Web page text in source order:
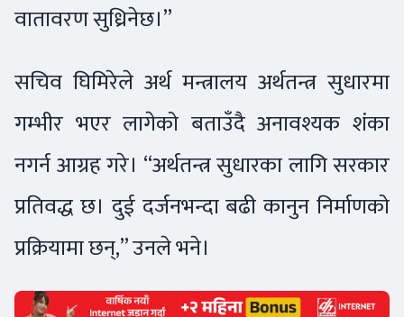
वातावरण सुध्रिनेछ।”
सचिव घिमिरेले अर्थ मन्त्रालय अर्थतन्त्र सुधारमा
गम्भीर भएर लागेको बताउँदै अनावश्यक शंका
नगर्न आग्रह गरे। “अर्थतन्त्र सुधारका लागि सरकार
प्रतिवद्ध छ। दुई दर्जनभन्दा बढी कानुन निर्माणको
प्रक्रियामा छन्,” उनले भने।